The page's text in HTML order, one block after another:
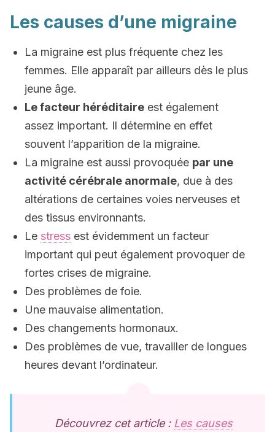
Les causes d’une migraine
La migraine est plus fréquente chez les
femmes. Elle apparaît par ailleurs dès le plus
jeune âge.
Le facteur héréditaire est également
assez important. Il détermine en effet
souvent l’apparition de la migraine.
La migraine est aussi provoquée par une
activité cérébrale anormale, due à des
altérations de certaines voies nerveuses et
des tissus environnants.
Le stress est évidemment un facteur
important qui peut également provoquer de
fortes crises de migraine.
Des problèmes de foie.
Une mauvaise alimentation.
Des changements hormonaux.
Des problèmes de vue, travailler de longues
heures devant l’ordinateur.
Découvrez cet article : Les causes